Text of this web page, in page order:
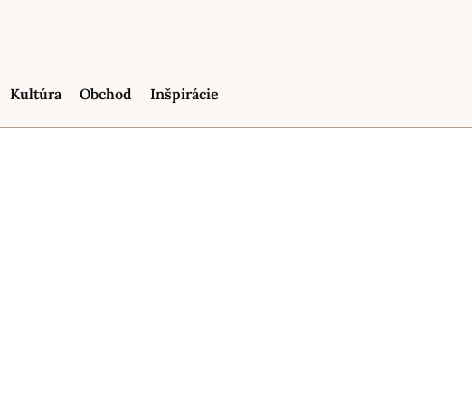
Kultúra Obchod Inšpirácie